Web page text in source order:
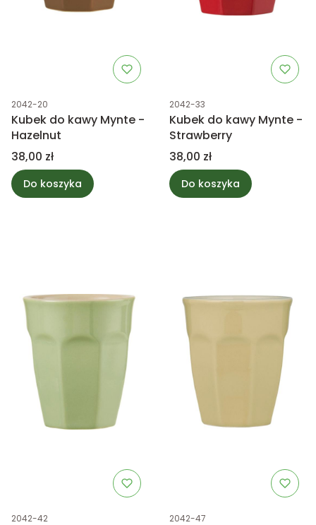
Kod produktu
2042-20
Kubek do kawy Mynte -
Hazelnut
Cena
38,00 zł
Do koszyka
Kod produktu
2042-33
Kubek do kawy Mynte -
Strawberry
Cena
38,00 zł
Do koszyka
Kod produktu
2042-42 Kod produktu
2042-47